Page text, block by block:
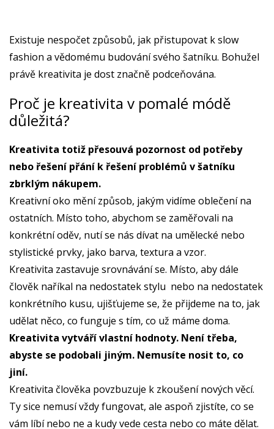
Existuje nespočet způsobů, jak přistupovat k slow
fashion a vědomému budování svého šatníku. Bohužel
právě kreativita je dost značně podceňována.
Proč je kreativita v pomalé módě
důležitá?
Kreativita totiž přesouvá pozornost od potřeby
nebo řešení přání k řešení problémů v šatníku
zbrklým nákupem.
Kreativní oko mění způsob, jakým vidíme oblečení na
ostatních. Místo toho, abychom se zaměřovali na
konkrétní oděv, nutí se nás dívat na umělecké nebo
stylistické prvky, jako barva, textura a vzor.
Kreativita zastavuje srovnávání se. Místo, aby dále
člověk naříkal na nedostatek stylu nebo na nedostatek
konkrétního kusu, ujišťujeme se, že přijdeme na to, jak
udělat něco, co funguje s tím, co už máme doma.
Kreativita vytváří vlastní hodnoty. Není třeba,
abyste se podobali jiným. Nemusíte nosit to, co
jiní.
Kreativita člověka povzbuzuje k zkoušení nových věcí.
Ty sice nemusí vždy fungovat, ale aspoň zjistíte, co se
vám líbí nebo ne a kudy vede cesta nebo co máte dělat.